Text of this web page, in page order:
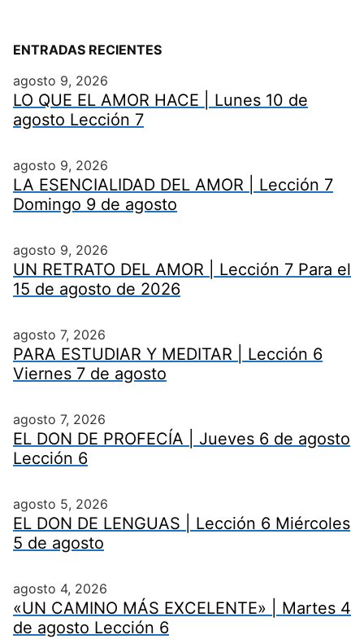
ENTRADAS RECIENTES
agosto 9, 2026
LO QUE EL AMOR HACE | Lunes 10 de
agosto Lección 7
agosto 9, 2026
LA ESENCIALIDAD DEL AMOR | Lección 7
Domingo 9 de agosto
agosto 9, 2026
UN RETRATO DEL AMOR | Lección 7 Para el
15 de agosto de 2026
agosto 7, 2026
PARA ESTUDIAR Y MEDITAR | Lección 6
Viernes 7 de agosto
agosto 7, 2026
EL DON DE PROFECÍA | Jueves 6 de agosto
Lección 6
agosto 5, 2026
EL DON DE LENGUAS | Lección 6 Miércoles
5 de agosto
agosto 4, 2026
«UN CAMINO MÁS EXCELENTE» | Martes 4
de agosto Lección 6